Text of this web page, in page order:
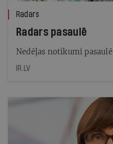
Radars
Radars pasaulē
Nedēļas notikumi pasaulē
IR.LV